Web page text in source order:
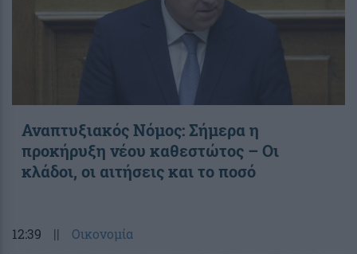
Αναπτυξιακός Νόμος: Σήμερα η
προκήρυξη νέου καθεστώτος – Οι
κλάδοι, οι αιτήσεις και το ποσό
12:39 || Οικονομία